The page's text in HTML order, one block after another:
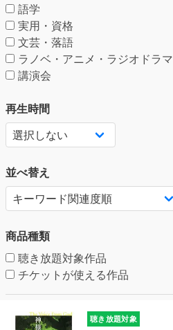
語学
実用・資格
文芸・落語
ラノベ・アニメ・ラジオドラマ
講演会
再生時間
並べ替え
商品種類
聴き放題対象作品
チケットが使える作品
聴き放題対象